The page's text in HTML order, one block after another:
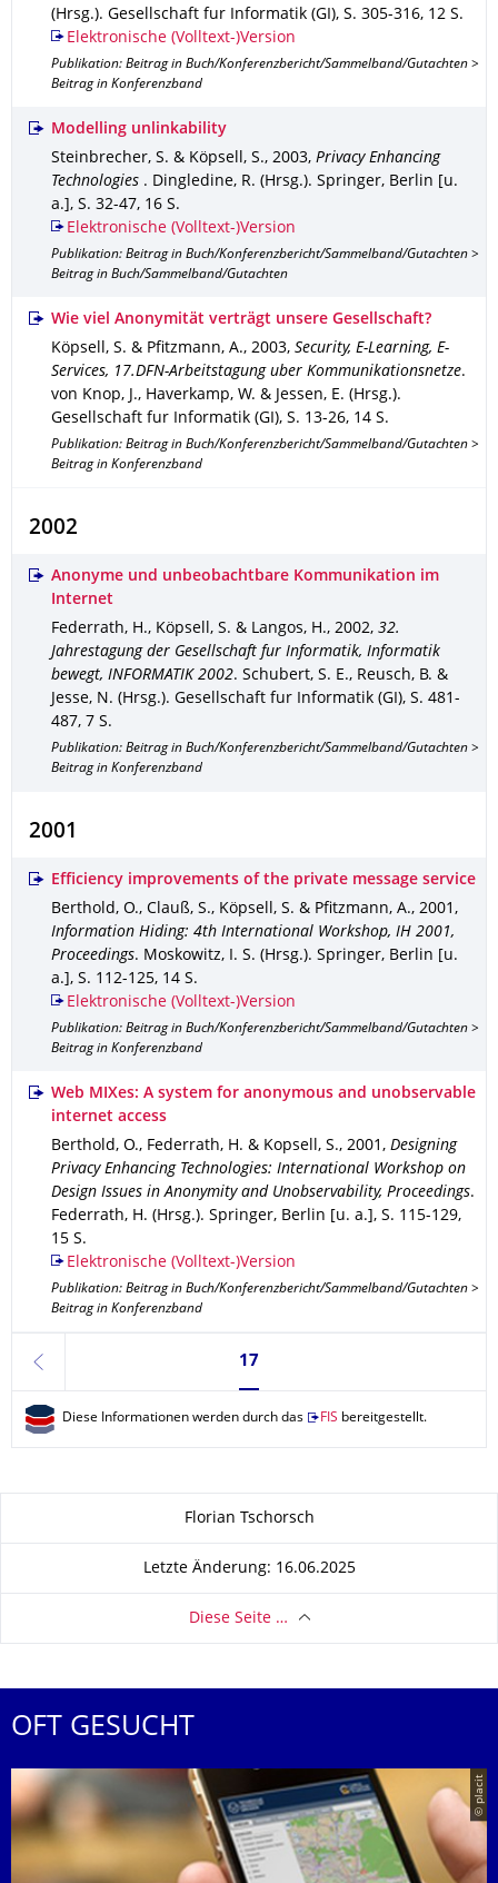
(Hrsg.). Gesellschaft fur Informatik (GI), S. 305-316, 12 S.
Elektronische (Volltext-)Version
Publikation: Beitrag in Buch/Konferenzbericht/Sammelband/Gutachten >
Beitrag in Konferenzband
Modelling unlinkability
Steinbrecher, S. & Köpsell, S., 2003, Privacy Enhancing
Technologies . Dingledine, R. (Hrsg.). Springer, Berlin [u.
a.] , S. 32-47, 16 S.
Elektronische (Volltext-)Version
Publikation: Beitrag in Buch/Konferenzbericht/Sammelband/Gutachten >
Beitrag in Buch/Sammelband/Gutachten
Wie viel Anonymität verträgt unsere Gesellschaft?
Köpsell, S. & Pfitzmann, A., 2003, Security, E-Learning, E-
Services, 17.DFN-Arbeitstagung uber Kommunikationsnetze.
von Knop, J., Haverkamp, W. & Jessen, E. (Hrsg.).
Gesellschaft fur Informatik (GI), S. 13-26, 14 S.
Publikation: Beitrag in Buch/Konferenzbericht/Sammelband/Gutachten >
Beitrag in Konferenzband
2002
Anonyme und unbeobachtbare Kommunikation im
Internet
Federrath, H., Köpsell, S. & Langos, H., 2002, 32.
Jahrestagung der Gesellschaft fur Informatik, Informatik
bewegt, INFORMATIK 2002. Schubert, S. E., Reusch, B. &
Jesse, N. (Hrsg.). Gesellschaft fur Informatik (GI), S. 481-
487, 7 S.
Publikation: Beitrag in Buch/Konferenzbericht/Sammelband/Gutachten >
Beitrag in Konferenzband
2001
Efficiency improvements of the private message service
Berthold, O., Clauß, S., Köpsell, S. & Pfitzmann, A., 2001 ,
Information Hiding: 4th International Workshop, IH 2001,
Proceedings. Moskowitz, I. S. (Hrsg.). Springer, Berlin [u.
a.] , S. 112-125, 14 S.
Elektronische (Volltext-)Version
Publikation: Beitrag in Buch/Konferenzbericht/Sammelband/Gutachten >
Beitrag in Konferenzband
Web MIXes: A system for anonymous and unobservable
internet access
Berthold, O., Federrath, H. & Kopsell, S., 2001 , Designing
Privacy Enhancing Technologies: International Workshop on
Design Issues in Anonymity and Unobservability, Proceedings.
Federrath, H. (Hrsg.). Springer, Berlin [u. a.] , S. 115-129,
15 S.
Elektronische (Volltext-)Version
Publikation: Beitrag in Buch/Konferenzbericht/Sammelband/Gutachten >
Beitrag in Konferenzband
zurück
Seite 17, aktuell ausgewählt
17
Diese Informationen werden durch das FIS bereitgestellt.
Florian Tschorsch
Letzte Änderung: 16.06.2025
Diese Seite …
OFT GESUCHT
© placit